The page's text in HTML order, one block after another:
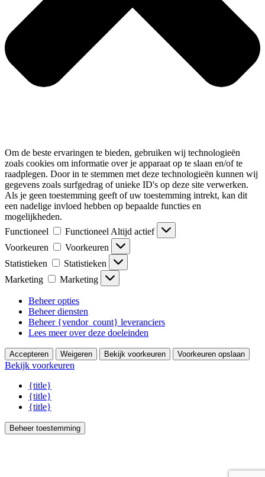
Om de beste ervaringen te bieden, gebruiken wij technologieën
zoals cookies om informatie over je apparaat op te slaan en/of te
raadplegen. Door in te stemmen met deze technologieën kunnen wij
gegevens zoals surfgedrag of unieke ID's op deze site verwerken.
Als je geen toestemming geeft of uw toestemming intrekt, kan dit
een nadelige invloed hebben op bepaalde functies en
mogelijkheden.
Functioneel
FunctioneelAltijd actief
Voorkeuren
Voorkeuren
Statistieken
Statistieken
Marketing
Marketing
Beheer opties
Beheer diensten
Beheer {vendor_count} leveranciers
Lees meer over deze doeleinden
Accepteren Weigeren Bekijk voorkeuren Voorkeuren opslaan
Bekijk voorkeuren
{title}
{title}
{title}
Beheer toestemming